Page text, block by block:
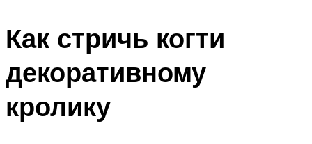
Как стричь когти
декоративному
кролику